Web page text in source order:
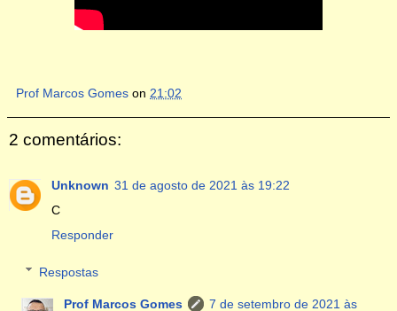
Prof Marcos Gomes on 21:02
2 comentários:
Unknown 31 de agosto de 2021 às 19:22
C
Responder
Respostas
Prof Marcos Gomes
7 de setembro de 2021 às